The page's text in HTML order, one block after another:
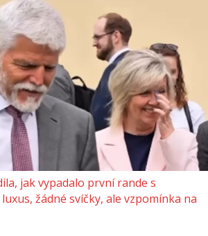
jak vypadalo první rande s
žádné svíčky, ale vzpomínka na